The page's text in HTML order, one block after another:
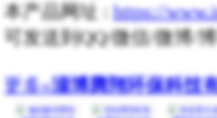
本产品网址 :https://
可发送到QQ/微信/微博/
更多»淄博腾翔环保科技